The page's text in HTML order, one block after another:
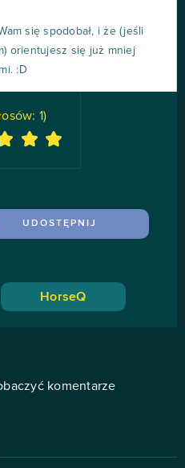
się spodobał, i że (jeśli
orientujesz się już mniej
:D
UDOSTĘPNIJ
1)
HorseQ
komentarze